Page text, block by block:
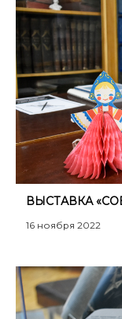
ВЫСТАВКА
16 ноября 2022